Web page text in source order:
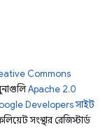
Commons
Apache 2.0
Developers সাইট
সংস্থার রেজিস্টার্ড